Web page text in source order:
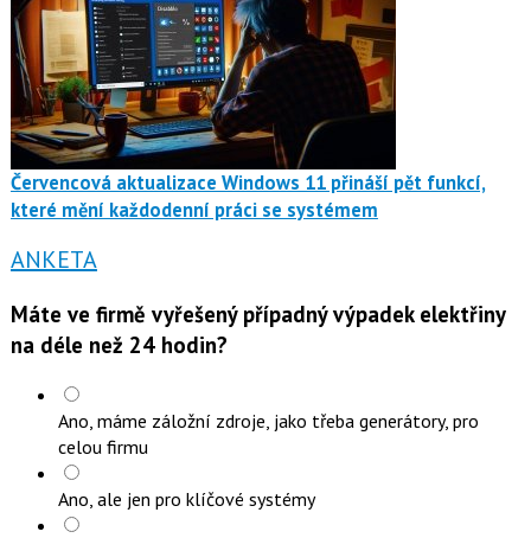
Červencová aktualizace Windows 11 přináší pět funkcí,
které mění každodenní práci se systémem
ANKETA
Máte ve firmě vyřešený případný výpadek elektřiny
na déle než 24 hodin?
Ano, máme záložní zdroje, jako třeba generátory, pro
celou firmu
Ano, ale jen pro klíčové systémy